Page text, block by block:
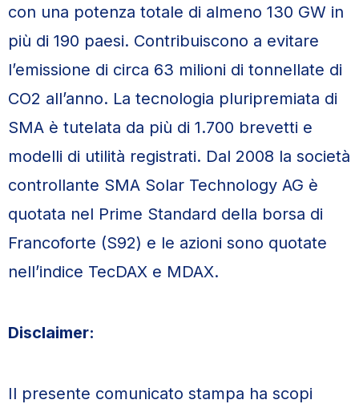
con una potenza totale di almeno 130 GW in
più di 190 paesi. Contribuiscono a evitare
l’emissione di circa 63 milioni di tonnellate di
CO2 all’anno. La tecnologia pluripremiata di
SMA è tutelata da più di 1.700 brevetti e
modelli di utilità registrati. Dal 2008 la società
controllante SMA Solar Technology AG è
quotata nel Prime Standard della borsa di
Francoforte (S92) e le azioni sono quotate
nell’indice TecDAX e MDAX.
Disclaimer:
Il presente comunicato stampa ha scopi